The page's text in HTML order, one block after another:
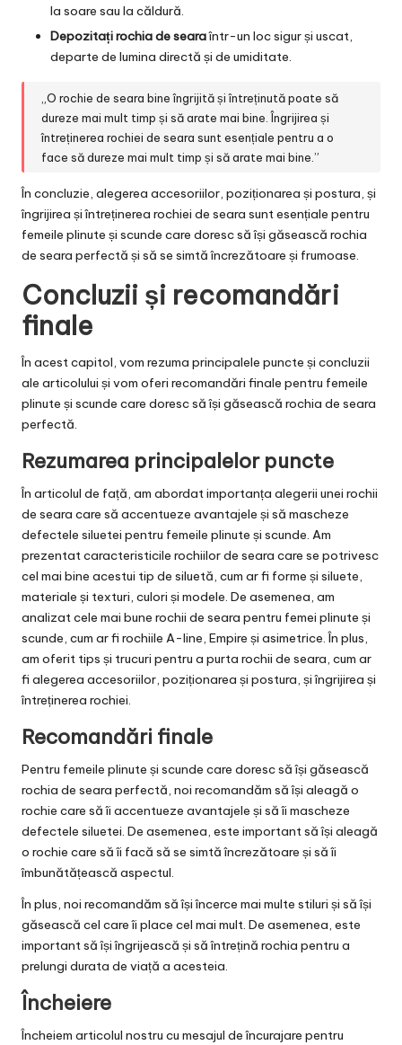
la soare sau la căldură.
Depozitați rochia de searaîntr-un loc sigur și uscat,
departe de lumina directă și de umiditate.
„O rochie de seara bine îngrijită și întreținută poate să
dureze mai mult timp și să arate mai bine. Îngrijirea și
întreținerea rochiei de seara sunt esențiale pentru a o
face să dureze mai mult timp și să arate mai bine.”
În concluzie, alegerea accesoriilor, poziționarea și postura, și
îngrijirea și întreținerea rochiei de seara sunt esențiale pentru
femeile plinute și scunde care doresc să își găsească rochia
de seara perfectă și să se simtă încrezătoare și frumoase.
Concluzii și recomandări
finale
În acest capitol, vom rezuma principalele puncte și concluzii
ale articolului și vom oferi recomandări finale pentru femeile
plinute și scunde care doresc să își găsească rochia de seara
perfectă.
Rezumarea principalelor puncte
În articolul de față, am abordat importanța alegerii unei rochii
de seara care să accentueze avantajele și să mascheze
defectele siluetei pentru femeile plinute și scunde. Am
prezentat caracteristicile rochiilor de seara care se potrivesc
cel mai bine acestui tip de siluetă, cum ar fi forme și siluete,
materiale și texturi, culori și modele. De asemenea, am
analizat cele mai bune rochii de seara pentru femei plinute și
scunde, cum ar fi rochiile A-line, Empire și asimetrice. În plus,
am oferit tips și trucuri pentru a purta rochii de seara, cum ar
fi alegerea accesoriilor, poziționarea și postura, și îngrijirea și
întreținerea rochiei.
Recomandări finale
Pentru femeile plinute și scunde care doresc să își găsească
rochia de seara perfectă, noi recomandăm să își aleagă o
rochie care să îi accentueze avantajele și să îi mascheze
defectele siluetei. De asemenea, este important să își aleagă
o rochie care să îi facă să se simtă încrezătoare și să îi
îmbunătățească aspectul.
În plus, noi recomandăm să își încerce mai multe stiluri și să își
găsească cel care îi place cel mai mult. De asemenea, este
important să își îngrijească și să întrețină rochia pentru a
prelungi durata de viață a acesteia.
Încheiere
Încheiem articolul nostru cu mesajul de încurajare pentru